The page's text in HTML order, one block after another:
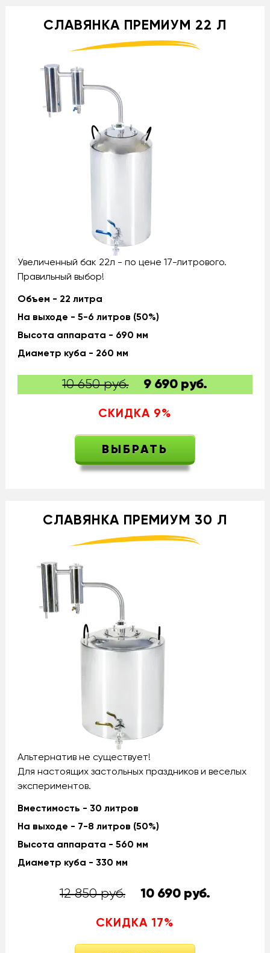
СЛАВЯНКА ПРЕМИУМ 22 Л
Увеличенный бак 22л - по цене 17-литрового.
Правильный выбор!
Объем - 22 литра
На выходе - 5-6 литров (50%)
Высота аппарата - 690 мм
Диаметр куба - 260 мм
10 650 руб. 9 690 руб.
СКИДКА 9%
ВЫБРАТЬ
СЛАВЯНКА ПРЕМИУМ 30 Л
Альтернатив не существует!
Для настоящих застольных праздников и веселых
экспериментов.
Вместимость - 30 литров
На выходе - 7-8 литров (50%)
Высота аппарата - 560 мм
Диаметр куба - 330 мм
12 850 руб. 10 690руб.
СКИДКА 17%